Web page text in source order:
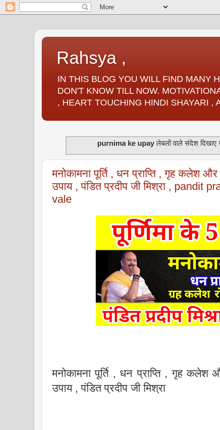
Rahsya ,
IN THIS BLOG YOU WILL FIND MANY
DON'T KNOW TILL NOW.
, HEART TOUCHING HINDI SHAYARI ,
purnima ke upayलेबलों वाले संदेश दिखाए
मनोकामना पूर्ति , धन प्राप्ति , गृह कलेश और
उपाय , पंडित प्रदीप जी मिश्रा , pandit
vale
मनोकामना पूर्ति , धन प्राप्ति , गृह कलेश
उपाय , पंडित प्रदीप जी मिश्रा